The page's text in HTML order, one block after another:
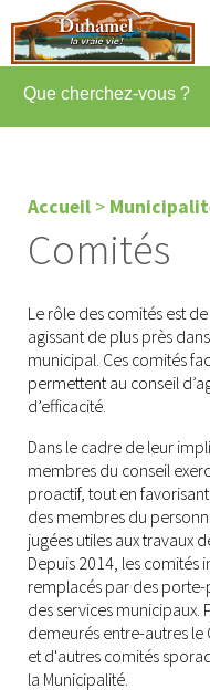
Accueil >
Comités
Le rôle des comités est
agissant de plus près
municipal. Ces comités
permettent au conseil
d’efficacité.
Dans le cadre de leur
membres du conseil
proactif, tout en
des membres du
jugées utiles aux travaux
Depuis 2014, les comités
remplacés par des
des services municipaux.
demeurés entre-autres le
et d'autres comités
la Municipalité.